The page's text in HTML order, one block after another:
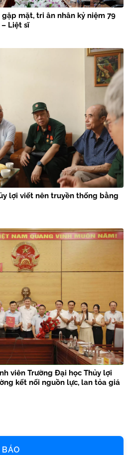
mặt, tri ân nhân kỷ niệm 79
Liệt sĩ
lợi viết nên truyền thống bằng
viên Trường Đại học Thủy lợi
kết nối nguồn lực, lan tỏa giá